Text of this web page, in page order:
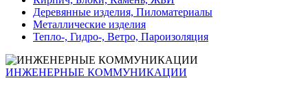
Деревянные изделия, Пиломатериалы
Металлические изделия
Тепло-, Гидро-, Ветро, Пароизоляция
ИНЖЕНЕРНЫЕ КОММУНИКАЦИИ